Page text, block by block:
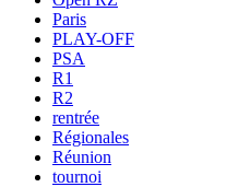
Paris
PLAY-OFF
PSA
R1
R2
rentrée
Régionales
Réunion
tournoi